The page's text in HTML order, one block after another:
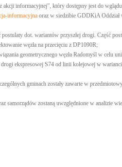
akcji informacyjnej”, który dostępny jest do
informacyjna oraz w siedzibie GDDKiA
postulaty dot. wariantów przyszłej drogi. Część
węzła na przecięciu z DP1090R;
geometrycznego węzła Radomyśl w celu
ekspresowej S74 od linii kolejowej w
gminach zostały zawarte w
samorządów zostaną uwzględnione w